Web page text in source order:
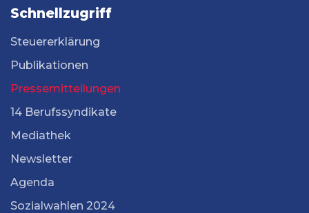
Schnellzugriff
Steuererklärung
Publikationen
Pressemitteilungen
14 Berufssyndikate
Mediathek
Newsletter
Agenda
Sozialwahlen 2024